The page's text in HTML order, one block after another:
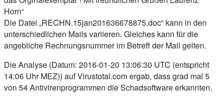
Horn“
Die Datei „RECHN.15jan201636678875.doc“ kann in den
unterschiedlichen Mails variieren. Gleiches kann für die
angebliche Rechnungsnummer im Betreff der Mail gelten.
Die Analyse (Datum: 2016-01-20 13:06:30 UTC (entspricht
14:06 Uhr MEZ)) auf Virustotal.com ergab, dass grad mal 5
von 54 Antivirenprogrammen die Schadsoftware erkannten.